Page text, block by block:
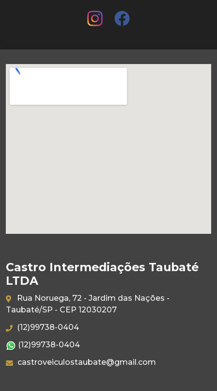
Castro Intermediações Taubaté
LTDA
Rua Noruega, 72 - Jardim das Nações -
Taubaté/SP - CEP 12030207
(12)99738-0404
(12)99738-0404
castroveiculostaubate@gmail.com